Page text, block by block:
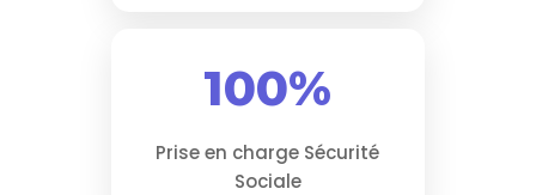
100%
Prise en charge Sécurité
Sociale